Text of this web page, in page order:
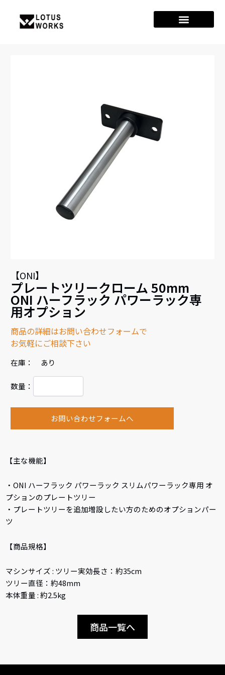
【ONI】
プレートツリークローム 50mm
ONI ハーフラック パワーラック専
用オプション
商品の詳細はお問い合わせフォームで
お気軽にご相談下さい
在庫： あり
数量：
お問い合わせフォームへ
【主な機能】
・ONI ハーフラック パワーラック スリムパワーラック専用 オ
プションのプレートツリー
・プレートツリーを追加増設したい方のためのオプションパー
ツ
【商品規格】
マシンサイズ : ツリー実効長さ：約35cm
ツリー直径：約48mm
本体重量 : 約2.5kg
商品一覧へ